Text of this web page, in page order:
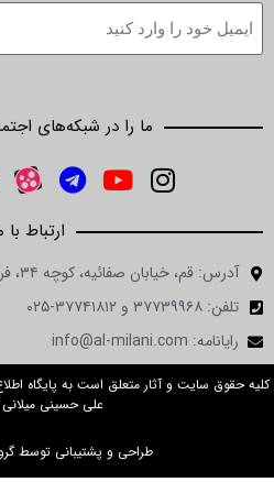
ما را در شبکه‌های
ارتباط با
آدرس: قم، خیابان صفائیه، کوچه ۳۴، فرعی اول سمت چپ، پلاک ۳۳
تلفن: ۳۷۷۳۹۹۶۸ و ۳۷۷۴۱۸۱۲-۰۲۵
رایانامه: info@al-milani.com
کلیه حقوق سایت و آثار متعلق است به پایگاه
علی حسینی میلانی
طراحی و پشتیبانی توسط